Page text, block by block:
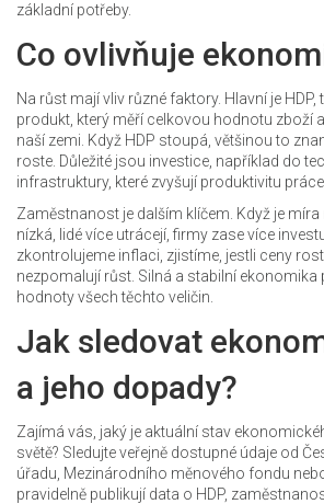
základní potřeby.
Co ovlivňuje
Na růst mají vliv různé faktory. Hlavní je
produkt, který měří celkovou hodnotu zboží
naší zemi. Když HDP stoupá, většinou to
roste. Důležité jsou investice, například do
infrastruktury, které zvyšují produktivitu práce.
Zaměstnanost je dalším klíčem. Když je
nízká, lidé více utrácejí, firmy zase více
zkontrolujeme inflaci, zjistíme, jestli ceny
nezpomalují růst. Silná a stabilní ekonomika
hodnoty všech těchto veličin.
Jak sledovat
a jeho dopady?
Zajímá vás, jaký je aktuální stav
světě? Sledujte veřejně dostupné údaje od
úřadu, Mezinárodního měnového fondu
pravidelně publikují data o HDP,